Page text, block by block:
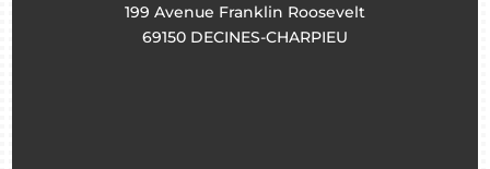
199 Avenue Franklin Roosevelt
69150 DECINES-CHARPIEU